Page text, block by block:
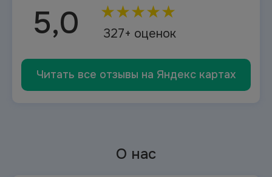
5,0 ★★★★★
327+ оценок
Читать все отзывы на Яндекс картах
О нас